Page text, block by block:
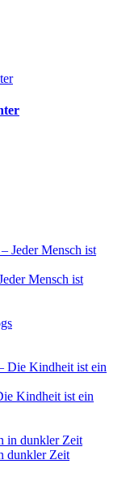
Mensch ist
Kindheit ist ein
dunkler Zeit